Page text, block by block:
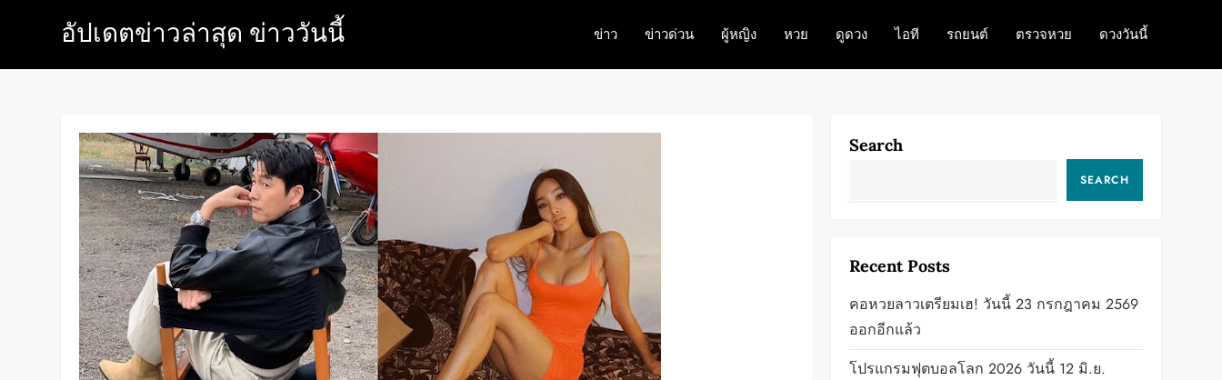
อัปเดตข่าวล่าสุด ข่าววันนี้ ข่าว ข่าวด่วน ผู้หญิง หวย ดูดวง ไอที รถยนต์ ตรวจหวย ดวงวันนี้
Search
SEARCH
Recent Posts
คอหวยลาวเตรียมเฮ! วันนี้ 23 กรกฎาคม 2569
ออกอีกแล้ว
โปรแกรมฟุตบอลโลก 2026 วันนี้ 12 มิ.ย.